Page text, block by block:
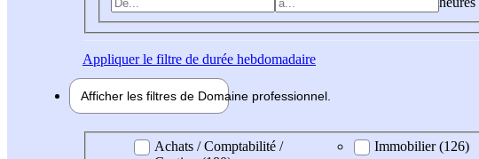
Appliquerle filtre de durée hebdomadaire
Afficher les filtres de Domaine professionnel
Domaine professionel
Achats / Comptabilité /
Immobilier (126)